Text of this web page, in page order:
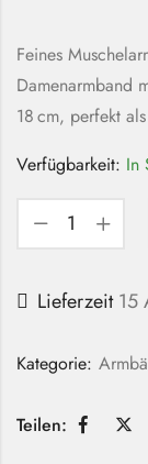
Feines
Damenarmband
18 cm, perfekt
Verfügbarkeit: In
Lieferzeit 15
Kategorie:
Teilen: